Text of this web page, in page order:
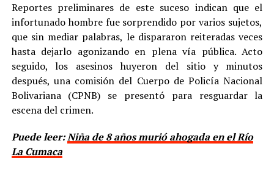
Reportes preliminares de este suceso indican que el
infortunado hombre fue sorprendido por varios sujetos,
que sin mediar palabras, le dispararon reiteradas veces
hasta dejarlo agonizando en plena vía pública. Acto
seguido, los asesinos huyeron del sitio y minutos
después, una comisión del Cuerpo de Policía Nacional
Bolivariana (CPNB) se presentó para resguardar la
escena del crimen.
Puede leer:Niña de 8 años murió ahogada en el Río
La Cumaca